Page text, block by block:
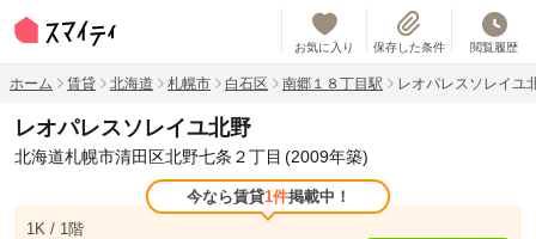
お気に入り 保存した条件 閲覧履歴
ホーム 賃貸 北海道 札幌市 白石区 南郷１８丁目駅 レオパレスソレイユ
レオパレスソレイユ北野
北海道札幌市清田区北野七条２丁目 (2009年築)
今なら賃貸1件掲載中！
1K / 1階